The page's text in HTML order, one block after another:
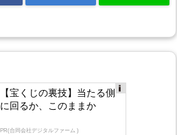
【宝くじの裏技】当たる側
に回るか、このままか
PR(合同会社デジタルファーム )